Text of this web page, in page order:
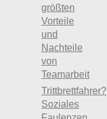
größten
Vorteile
und
Nachteile
von
Teamarbeit
Trittbrettfahrer?
Soziales